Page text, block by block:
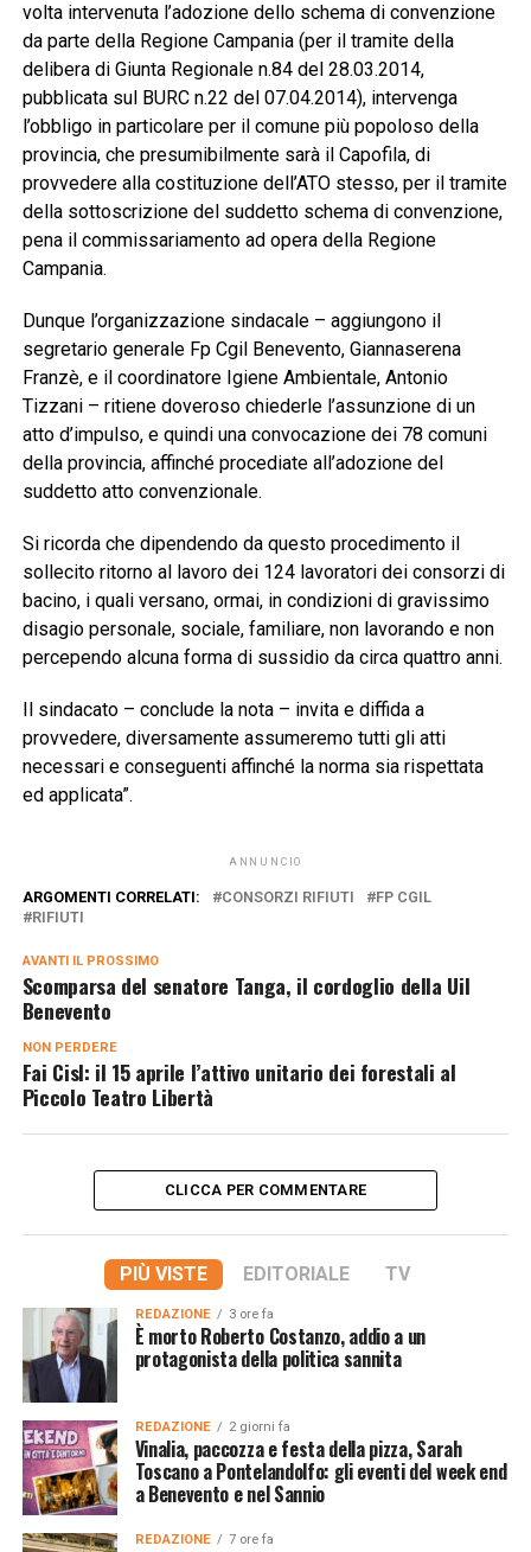
volta intervenuta l’adozione dello schema di convenzione
da parte della Regione Campania (per il tramite della
delibera di Giunta Regionale n.84 del 28.03.2014,
pubblicata sul BURC n.22 del 07.04.2014), intervenga
l’obbligo in particolare per il comune più popoloso della
provincia, che presumibilmente sarà il Capofila, di
provvedere alla costituzione dell’ATO stesso, per il tramite
della sottoscrizione del suddetto schema di convenzione,
pena il commissariamento ad opera della Regione
Campania.
Dunque l’organizzazione sindacale – aggiungono il
segretario generale Fp Cgil Benevento, Giannaserena
Franzè, e il coordinatore Igiene Ambientale, Antonio
Tizzani – ritiene doveroso chiederle l’assunzione di un
atto d’impulso, e quindi una convocazione dei 78 comuni
della provincia, affinché procediate all’adozione del
suddetto atto convenzionale.
Si ricorda che dipendendo da questo procedimento il
sollecito ritorno al lavoro dei 124 lavoratori dei consorzi di
bacino, i quali versano, ormai, in condizioni di gravissimo
disagio personale, sociale, familiare, non lavorando e non
percependo alcuna forma di sussidio da circa quattro anni.
Il sindacato – conclude la nota – invita e diffida a
provvedere, diversamente assumeremo tutti gli atti
necessari e conseguenti affinché la norma sia rispettata
ed applicata”.
ANNUNCIO
ARGOMENTI CORRELATI: CONSORZI RIFIUTI
FP CGIL
RIFIUTI
AVANTI IL ​​PROSSIMO
Scomparsa del senatore Tanga, il cordoglio della Uil
Benevento
NON PERDERE
Fai Cisl: il 15 aprile l’attivo unitario dei forestali al
Piccolo Teatro Libertà
CLICCA PER COMMENTARE
PIÙ VISTE EDITORIALE TV
REDAZIONE 3 ore fa
È morto Roberto Costanzo, addio a un
protagonista della politica sannita
REDAZIONE 2 giorni fa
Vinalia, paccozza e festa della pizza, Sarah
Toscano a Pontelandolfo: gli eventi del week end
a Benevento e nel Sannio
REDAZIONE 7 ore fa